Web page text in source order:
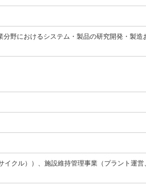
分野におけるシステム・製品の研究開発・製造
イクル））、施設維持管理事業（プラント運営